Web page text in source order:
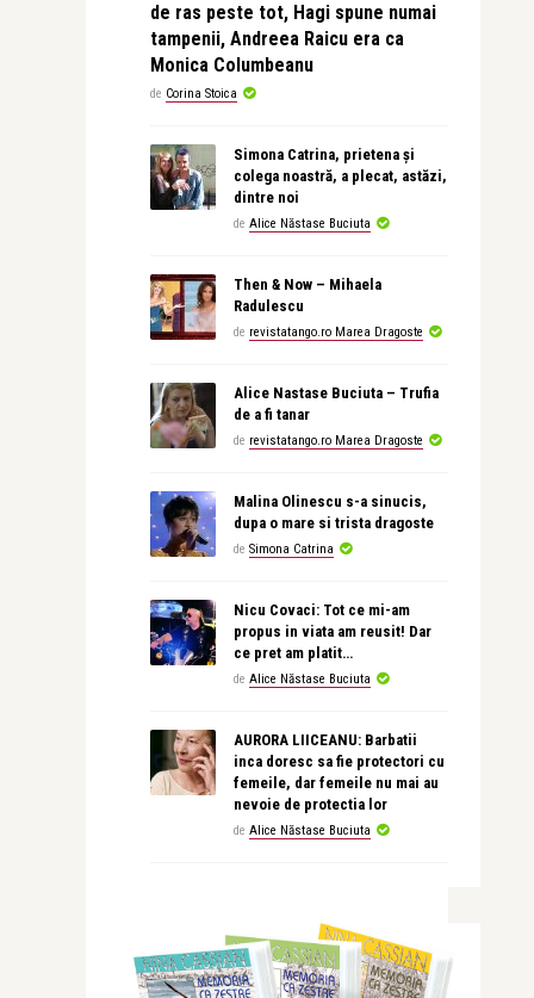
de ras peste tot, Hagi spune numai
tampenii, Andreea Raicu era ca
Monica Columbeanu
de Corina Stoica
Simona Catrina, prietena și
colega noastră, a plecat, astăzi,
dintre noi
de Alice Năstase Buciuta
Then & Now – Mihaela
Radulescu
de revistatango.ro Marea Dragoste
Alice Nastase Buciuta – Trufia
de a fi tanar
de revistatango.ro Marea Dragoste
Malina Olinescu s-a sinucis,
dupa o mare si trista dragoste
de Simona Catrina
Nicu Covaci: Tot ce mi-am
propus in viata am reusit! Dar
ce pret am platit…
de Alice Năstase Buciuta
AURORA LIICEANU: Barbatii
inca doresc sa fie protectori cu
femeile, dar femeile nu mai au
nevoie de protectia lor
de Alice Năstase Buciuta